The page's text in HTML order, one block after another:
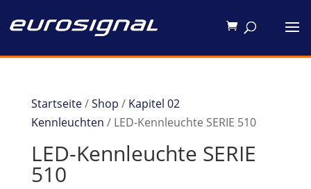
Startseite/Shop / Kapitel 02
Kennleuchten / LED-Kennleuchte SERIE 510
LED-Kennleuchte SERIE
510